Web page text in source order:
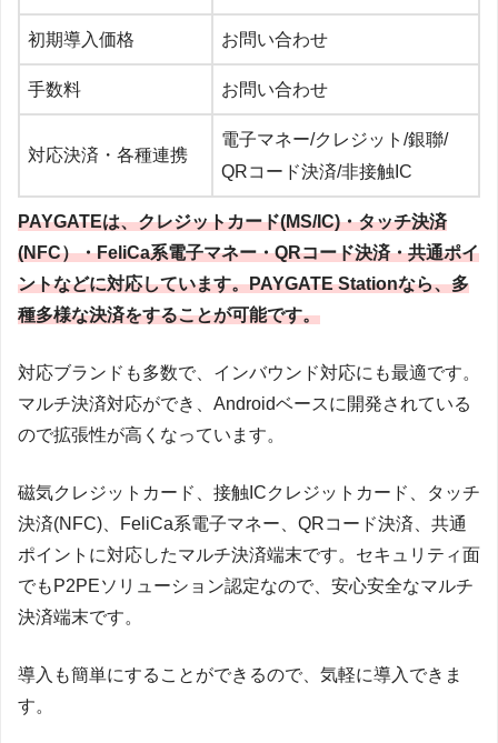
初期導入価格 お問い合わせ
手数料 お問い合わせ
対応決済・各種連携
電子マネー/クレジット/銀聯/
QRコード決済/非接触IC
PAYGATEは、クレジットカード(MS/IC)・タッチ決済
(NFC）・FeliCa系電子マネー・QRコード決済・共通ポイ
ントなどに対応しています。PAYGATE Stationなら、多
種多様な決済をすることが可能です。
対応ブランドも多数で、インバウンド対応にも最適です。
マルチ決済対応ができ、Androidベースに開発されている
ので拡張性が高くなっています。
磁気クレジットカード、接触ICクレジットカード、タッチ
決済(NFC)、FeliCa系電子マネー、QRコード決済、共通
ポイントに対応したマルチ決済端末です。セキュリティ面
でもP2PEソリューション認定なので、安心安全なマルチ
決済端末です。
導入も簡単にすることができるので、気軽に導入できま
す。